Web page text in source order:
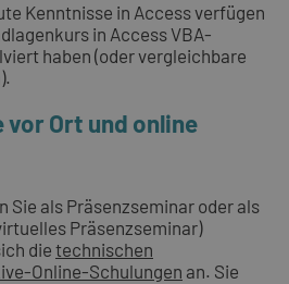
Kenntnisse in Access verfügen
in Access VBA-
haben (oder vergleichbare
vor Ort und online
Sie als Präsenzseminar oder als
Präsenzseminar)
die technischen
Online-Schulungen an. Sie